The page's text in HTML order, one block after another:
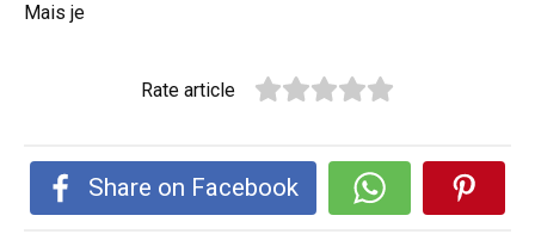
Mais je
Rate article
Share on Facebook